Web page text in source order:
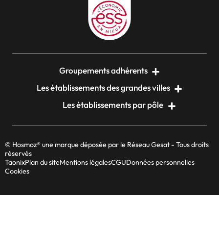
Groupements adhérents
Les établissements des grandes villes
Les établissements par pôle
© Hosmoz® une marque déposée par le Réseau Gesat - Tous droits
réservés
TaonixPlan du siteMentions légalesCGUDonnées personnelles
Cookies